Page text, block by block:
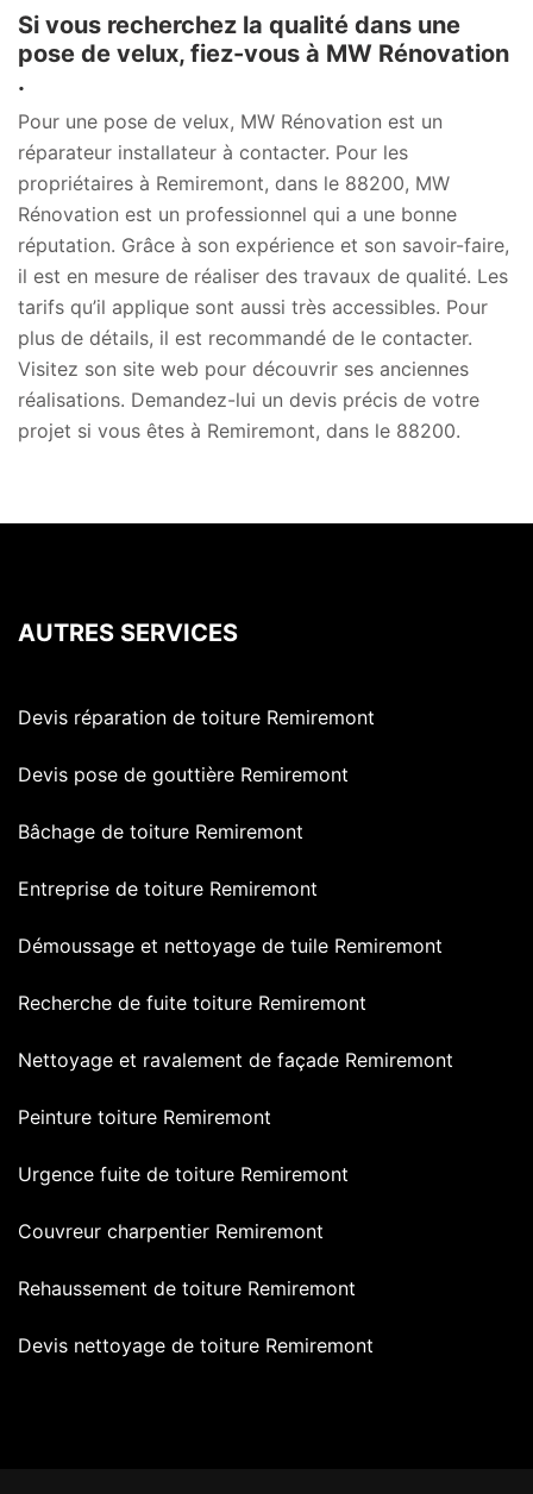
Si vous recherchez la qualité dans une
pose de velux, fiez-vous à MW Rénovation
.
Pour une pose de velux, MW Rénovation est un
réparateur installateur à contacter. Pour les
propriétaires à Remiremont, dans le 88200, MW
Rénovation est un professionnel qui a une bonne
réputation. Grâce à son expérience et son savoir-faire,
il est en mesure de réaliser des travaux de qualité. Les
tarifs qu’il applique sont aussi très accessibles. Pour
plus de détails, il est recommandé de le contacter.
Visitez son site web pour découvrir ses anciennes
réalisations. Demandez-lui un devis précis de votre
projet si vous êtes à Remiremont, dans le 88200.
AUTRES SERVICES
Devis réparation de toiture Remiremont
Devis pose de gouttière Remiremont
Bâchage de toiture Remiremont
Entreprise de toiture Remiremont
Démoussage et nettoyage de tuile Remiremont
Recherche de fuite toiture Remiremont
Nettoyage et ravalement de façade Remiremont
Peinture toiture Remiremont
Urgence fuite de toiture Remiremont
Couvreur charpentier Remiremont
Rehaussement de toiture Remiremont
Devis nettoyage de toiture Remiremont